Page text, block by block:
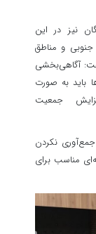
نیز در این
و مناطق
آگاهی‌بخشی
باید به صورت
جمعیت
نکردن
مناسب برای